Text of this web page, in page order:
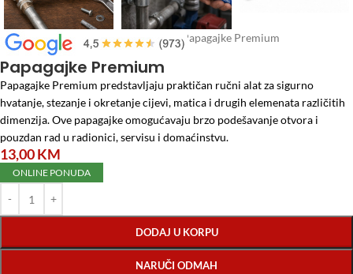
Početna/Alati i Mašine / Ručni alat/Papagajke Premium
Papagajke Premium
Papagajke Premium predstavljaju praktičan ručni alat za sigurno
hvatanje, stezanje i okretanje cijevi, matica i drugih elemenata različitih
dimenzija. Ove papagajke omogućavaju brzo podešavanje otvora i
pouzdan rad u radionici, servisu i domaćinstvu.
13,00KM
ONLINE PONUDA
DODAJ U KORPU
NARUČI ODMAH